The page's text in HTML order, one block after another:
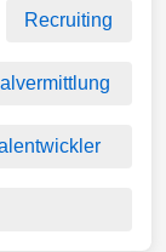
Recruiting